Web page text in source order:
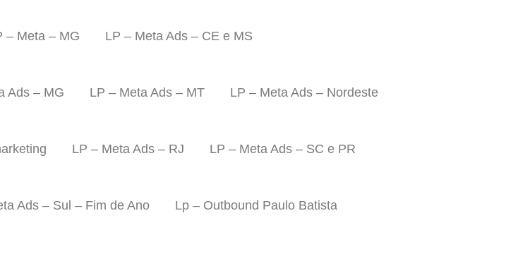
– Meta – MG LP – Meta Ads – CE e MS
Ads – MG LP – Meta Ads – MT LP – Meta Ads – Nordeste
LP – Meta Ads – RJ LP – Meta Ads – SC e PR
Ads – Sul – Fim de Ano Lp – Outbound Paulo Batista